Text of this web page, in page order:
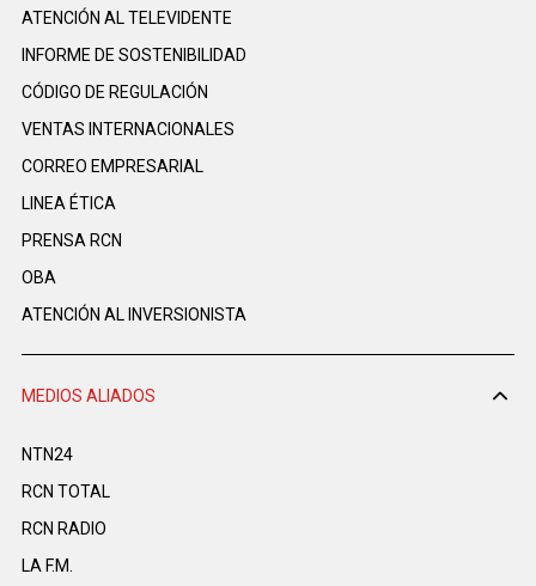
ATENCIÓN AL TELEVIDENTE
INFORME DE SOSTENIBILIDAD
CÓDIGO DE REGULACIÓN
VENTAS INTERNACIONALES
CORREO EMPRESARIAL
LINEA ÉTICA
PRENSA RCN
OBA
ATENCIÓN AL INVERSIONISTA
MEDIOS ALIADOS
NTN24
RCN TOTAL
RCN RADIO
LA F.M.